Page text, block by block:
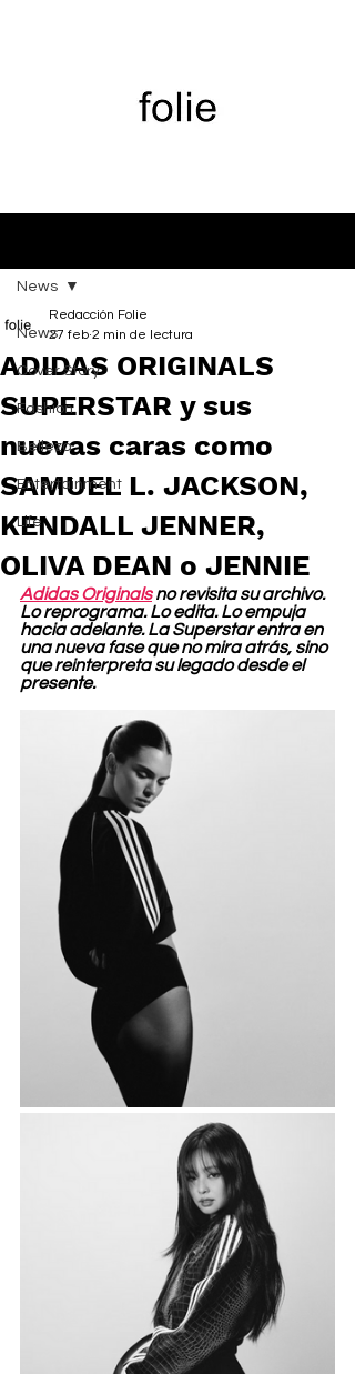
News
Cover Story
Fashion
Belleza
Entertainment
Life
News
ADIDAS ORIGINALS
SUPERSTAR y sus
nuevas caras como
SAMUEL L. JACKSON,
KENDALL JENNER,
OLIVA DEAN o JENNIE
Redacción Folie
27 feb 2 min de lectura
Adidas Originals no revisita su archivo.
Lo reprograma. Lo edita. Lo empuja
hacia adelante. La Superstar entra en
una nueva fase que no mira atrás, sino
que reinterpreta su legado desde el
presente.